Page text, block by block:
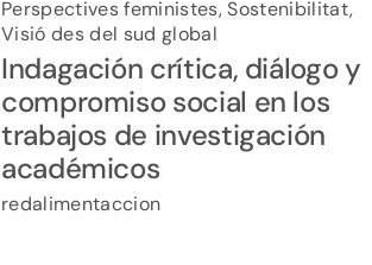
Perspectives feministes, Sostenibilitat,
Visió des del sud global
Indagación crítica, diálogo y
compromiso social en los
trabajos de investigación
académicos
redalimentaccion